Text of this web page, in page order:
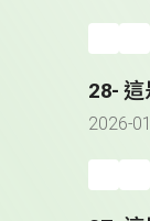
28- 這
2026-